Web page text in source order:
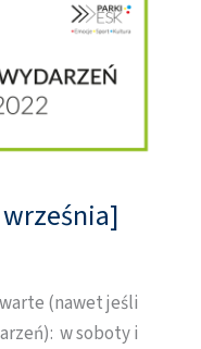
(nawet jeśli
w soboty i